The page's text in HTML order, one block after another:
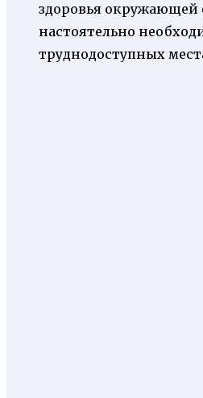
здоровья окружающей
настоятельно
труднодоступных